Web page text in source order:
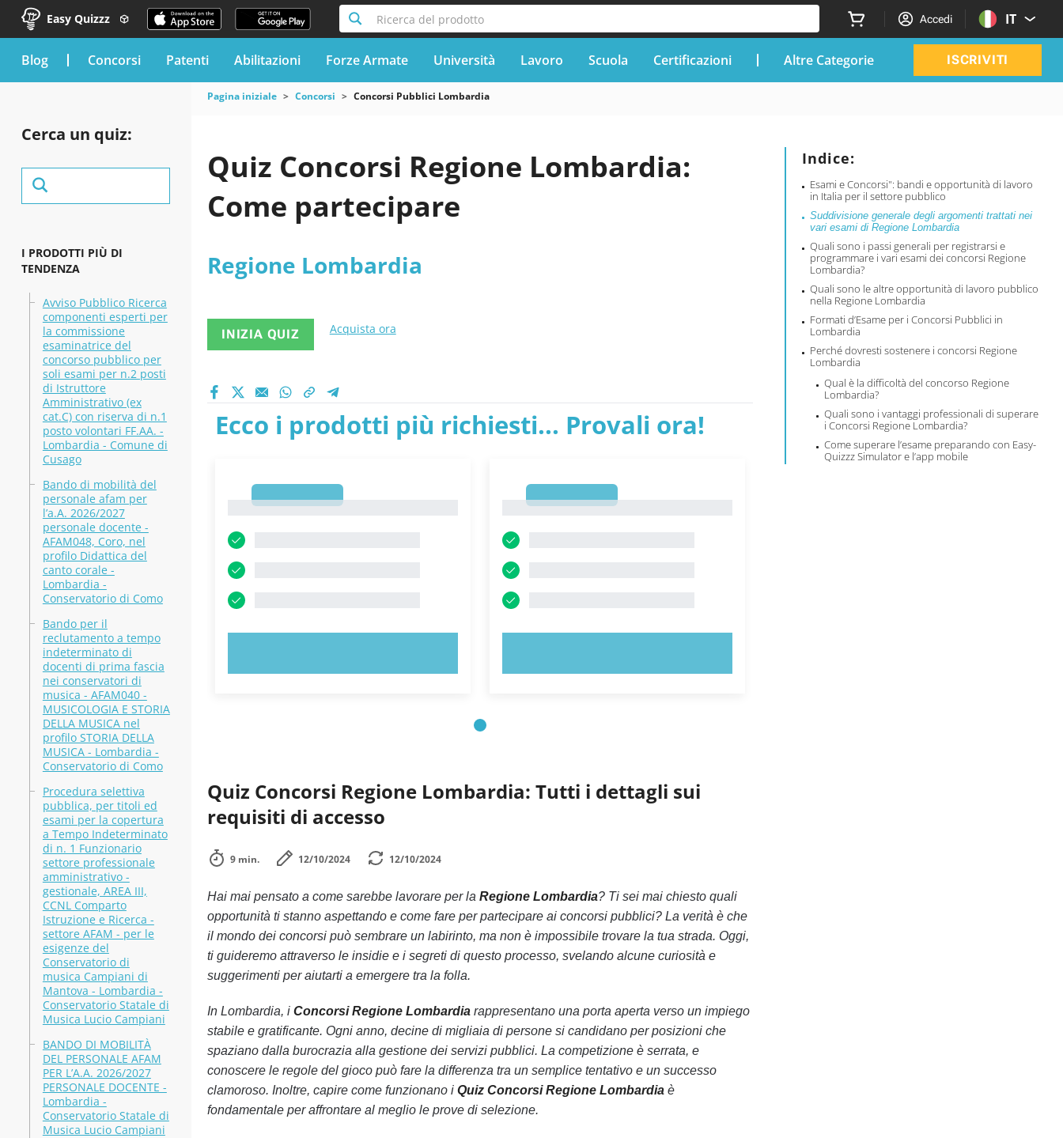
Easy Quizzz Ricerca del prodotto Accedi IT
blog Concorsi Patenti Abilitazioni Forze Armate Università Lavoro Scuola Certificazioni Altre Categorie ISCRIVITI
Cerca un quiz:
I PRODOTTI PIÙ DI
TENDENZA
Avviso Pubblico Ricerca
componenti esperti per
la commissione
esaminatrice del
concorso pubblico per
soli esami per n.2 posti
di Istruttore
Amministrativo (ex
cat.C) con riserva di n.1
posto volontari FF.AA. -
Lombardia - Comune di
Cusago
Bando di mobilità del
personale afam per
l’a.A. 2026/2027
personale docente -
AFAM048, Coro, nel
profilo Didattica del
canto corale -
Lombardia -
Conservatorio di Como
Bando per il
reclutamento a tempo
indeterminato di
docenti di prima fascia
nei conservatori di
musica - AFAM040 -
MUSICOLOGIA E STORIA
DELLA MUSICA nel
profilo STORIA DELLA
MUSICA - Lombardia -
Conservatorio di Como
Procedura selettiva
pubblica, per titoli ed
esami per la copertura
a Tempo Indeterminato
di n. 1 Funzionario
settore professionale
amministrativo -
gestionale, AREA III,
CCNL Comparto
Istruzione e Ricerca -
settore AFAM - per le
esigenze del
Conservatorio di
musica Campiani di
Mantova - Lombardia -
Conservatorio Statale di
Musica Lucio Campiani
BANDO DI MOBILITÀ
DEL PERSONALE AFAM
PER L’A.A. 2026/2027
PERSONALE DOCENTE -
Lombardia -
Conservatorio Statale di
Musica Lucio Campiani
Pagina iniziale Concorsi Concorsi Pubblici Lombardia
Indice:
Esami e Concorsi": bandi e opportunità di lavoro
in Italia per il settore pubblico
Suddivisione generale degli argomenti trattati nei
vari esami di Regione Lombardia
Quali sono i passi generali per registrarsi e
programmare i vari esami dei concorsi Regione
Lombardia?
Quali sono le altre opportunità di lavoro pubblico
nella Regione Lombardia
Formati d’Esame per i Concorsi Pubblici in
Lombardia
Perché dovresti sostenere i concorsi Regione
Lombardia
Qual è la difficoltà del concorso Regione
Lombardia?
Quali sono i vantaggi professionali di superare
i Concorsi Regione Lombardia?
Come superare l’esame preparando con Easy-
Quizzz Simulator e l’app mobile
Quiz Concorsi Regione Lombardia:
Come partecipare
Regione Lombardia
INIZIA QUIZ Acquista ora
Ecco i prodotti più richiesti... Provali ora!
Quiz Concorsi Regione Lombardia: Tutti i dettagli sui
requisiti di accesso
9 min. 12/10/2024 12/10/2024
Hai mai pensato a come sarebbe lavorare per la Regione Lombardia? Ti sei mai chiesto quali
opportunità ti stanno aspettando e come fare per partecipare ai concorsi pubblici? La verità è che
il mondo dei concorsi può sembrare un labirinto, ma non è impossibile trovare la tua strada. Oggi,
ti guideremo attraverso le insidie e i segreti di questo processo, svelando alcune curiosità e
suggerimenti per aiutarti a emergere tra la folla.
In Lombardia, i Concorsi Regione Lombardiarappresentano una porta aperta verso un impiego
stabile e gratificante. Ogni anno, decine di migliaia di persone si candidano per posizioni che
spaziano dalla burocrazia alla gestione dei servizi pubblici. La competizione è serrata, e
conoscere le regole del gioco può fare la differenza tra un semplice tentativo e un successo
clamoroso. Inoltre, capire come funzionano i Quiz Concorsi Regione Lombardiaè
fondamentale per affrontare al meglio le prove di selezione.